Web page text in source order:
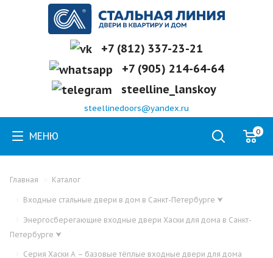
+7 (812) 337-23-21
+7 (905) 214-64-64
steelline_lanskoy
steellinedoors@yandex.ru
МЕНЮ 0
Главная Каталог
Входные стальные двери в дом в Санкт-Петербурге ⮟
Энергосберегающие входные двери Хаски для дома в Санкт-
Петербурге ⮟
Серия Хаски А – базовые тёплые входные двери для дома